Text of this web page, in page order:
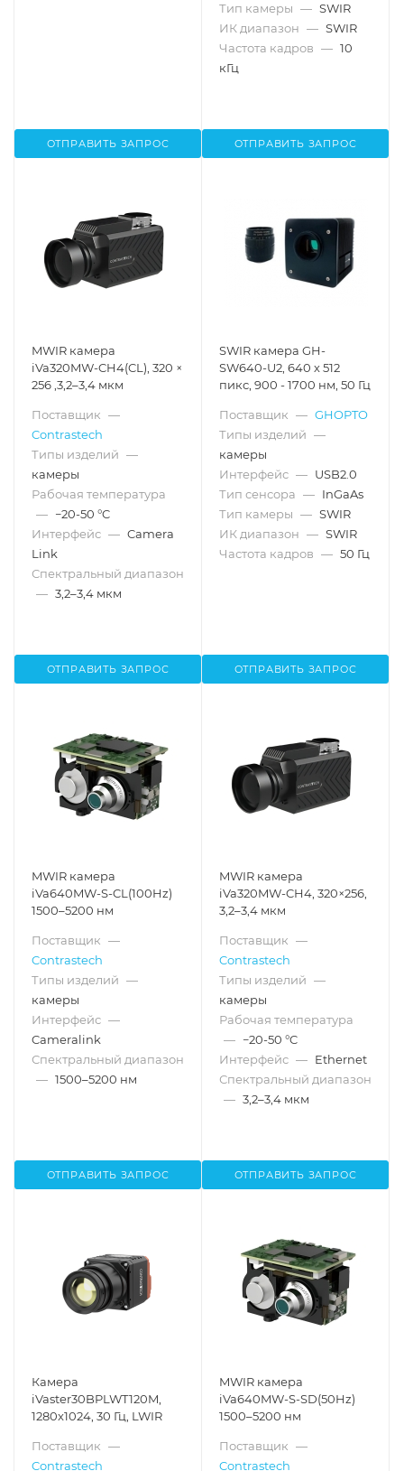
ОТПРАВИТЬ ЗАПРОС
Тип камеры — SWIR
ИК диапазон — SWIR
Частота кадров — 10
кГц
ОТПРАВИТЬ ЗАПРОС
MWIR камера
iVa320MW-CH4(CL), 320 ×
256 ,3,2–3,4 мкм
Поставщик —
Contrastech
Типы изделий —
камеры
Рабочая температура
— −20-50 °C
Интерфейс — Camera
Link
Спектральный диапазон
— 3,2–3,4 мкм
ОТПРАВИТЬ ЗАПРОС
SWIR камера GH-
SW640-U2, 640 х 512
пикс, 900 - 1700 нм, 50 Гц
Поставщик — GHOPTO
Типы изделий —
камеры
Интерфейс — USB2.0
Тип сенсора — InGaAs
Тип камеры — SWIR
ИК диапазон — SWIR
Частота кадров — 50 Гц
ОТПРАВИТЬ ЗАПРОС
MWIR камера
iVa640MW-S-CL(100Hz)
1500–5200 нм
Поставщик —
Contrastech
Типы изделий —
камеры
Интерфейс —
Cameralink
Спектральный диапазон
— 1500–5200 нм
ОТПРАВИТЬ ЗАПРОС
MWIR камера
iVa320MW-CH4, 320×256,
3,2–3,4 мкм
Поставщик —
Contrastech
Типы изделий —
камеры
Рабочая температура
— −20-50 °C
Интерфейс — Ethernet
Спектральный диапазон
— 3,2–3,4 мкм
ОТПРАВИТЬ ЗАПРОС
Камера
iVaster30BPLWT120M,
1280x1024, 30 Гц, LWIR
Поставщик —
Contrastech
MWIR камера
iVa640MW-S-SD(50Hz)
1500–5200 нм
Поставщик —
Contrastech